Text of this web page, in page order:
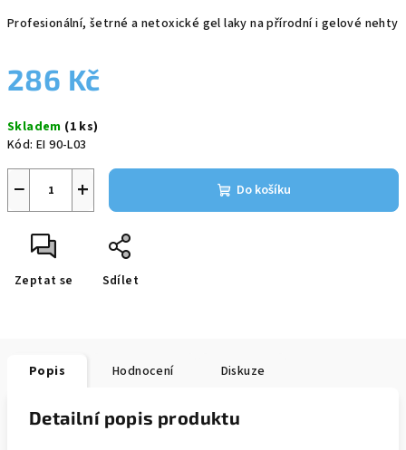
Profesionální, šetrné a netoxické gel laky na přírodní i gelové nehty
286 Kč
cena:
Skladem (1 ks)
Kód: EI 90-L03
+
− Do košíku
Zeptat se Sdílet
Popis Hodnocení Diskuze
Detailní popis produktu